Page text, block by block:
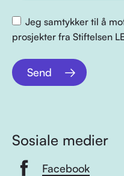
Jeg samtykker til å
prosjekter fra Stiftelsen
Send
Sosiale medier
Facebook